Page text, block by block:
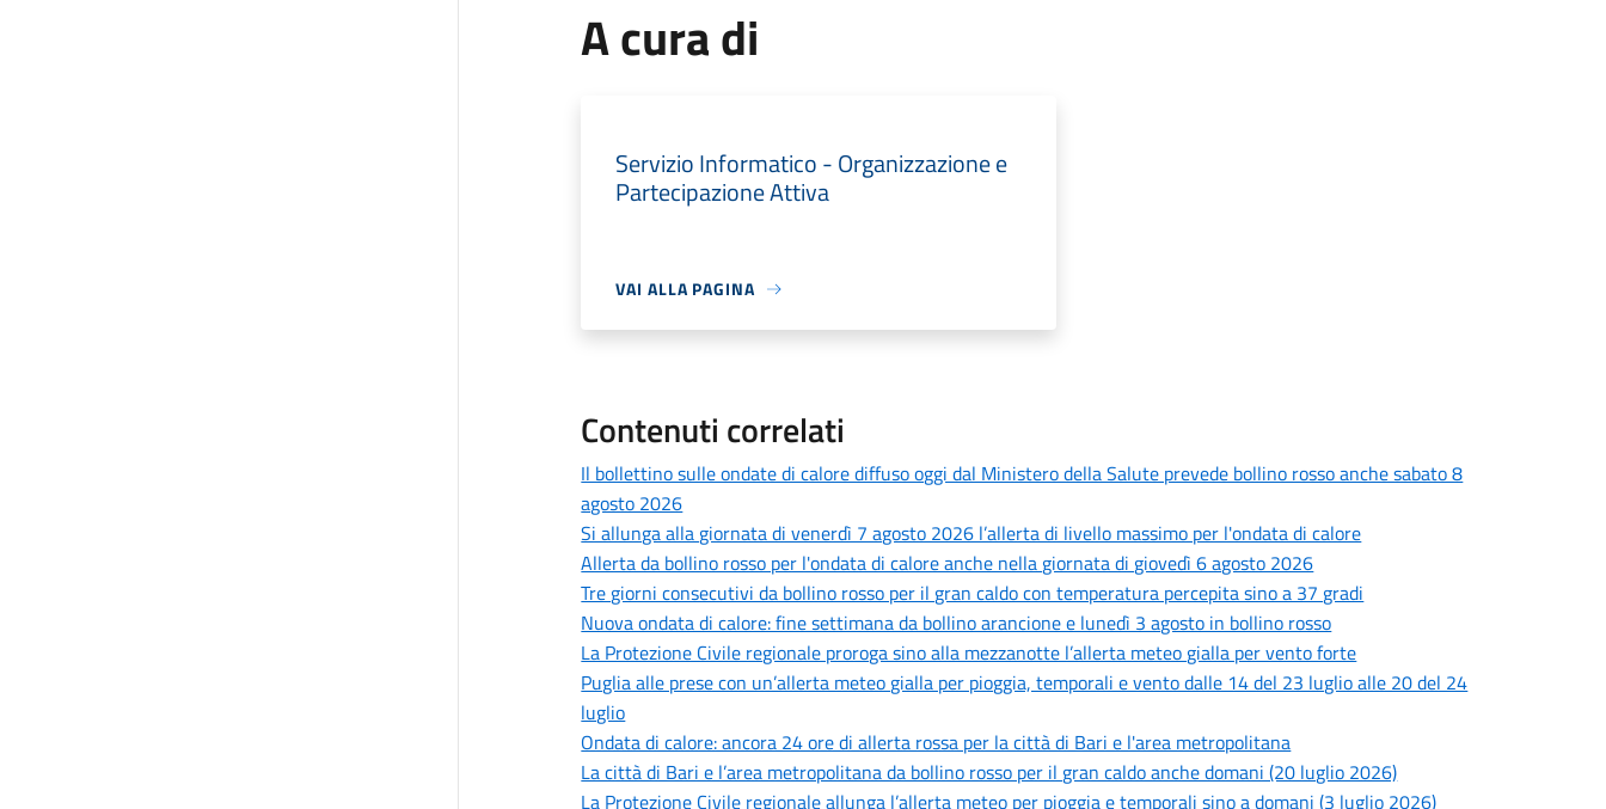
A cura di
Servizio Informatico - Organizzazione e
Partecipazione Attiva
VAI ALLA PAGINA
Contenuti correlati
Il bollettino sulle ondate di calore diffuso oggi dal Ministero della Salute prevede bollino rosso anche sabato 8
agosto 2026
Si allunga alla giornata di venerdì 7 agosto 2026 l’allerta di livello massimo per l'ondata di calore
Allerta da bollino rosso per l'ondata di calore anche nella giornata di giovedì 6 agosto 2026
Tre giorni consecutivi da bollino rosso per il gran caldo con temperatura percepita sino a 37 gradi
Nuova ondata di calore: fine settimana da bollino arancione e lunedì 3 agosto in bollino rosso
La Protezione Civile regionale proroga sino alla mezzanotte l’allerta meteo gialla per vento forte
Puglia alle prese con un’allerta meteo gialla per pioggia, temporali e vento dalle 14 del 23 luglio alle 20 del 24
luglio
Ondata di calore: ancora 24 ore di allerta rossa per la città di Bari e l'area metropolitana
La città di Bari e l’area metropolitana da bollino rosso per il gran caldo anche domani (20 luglio 2026)
La Protezione Civile regionale allunga l’allerta meteo per pioggia e temporali sino a domani (3 luglio 2026)